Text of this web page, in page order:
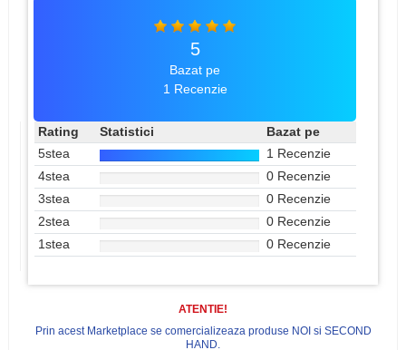
5
Bazat pe
1 Recenzie
Rating Statistici
Bazat pe
5stea
1 Recenzie
4stea
0 Recenzie
3stea
0 Recenzie
2stea
0 Recenzie
1stea
0 Recenzie
ATENTIE!
Prin acest Marketplace se comercializeaza produse NOI si SECOND
HAND.